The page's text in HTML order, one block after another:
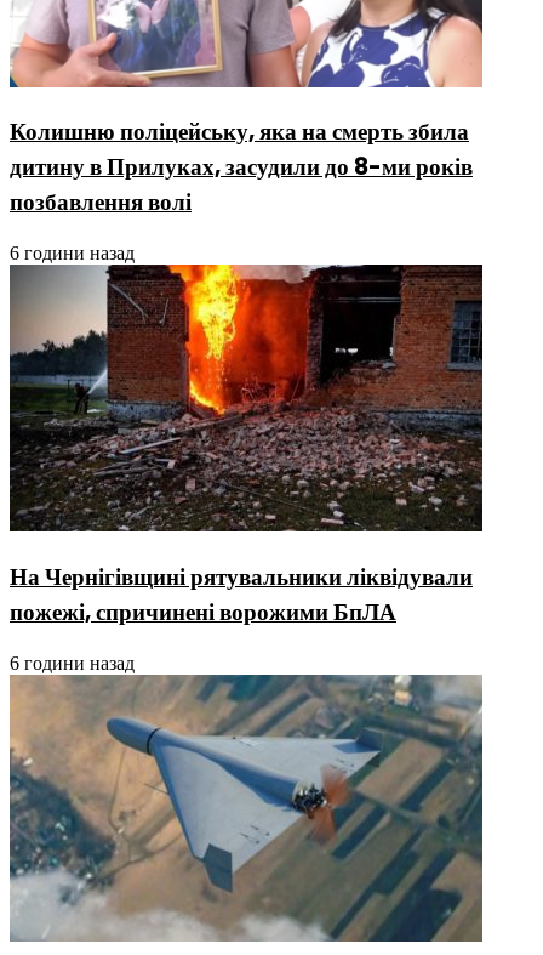
Колишню поліцейську, яка на смерть збила
дитину в Прилуках, засудили до 8-ми років
позбавлення волі
6 години назад
На Чернігівщині рятувальники ліквідували
пожежі, спричинені ворожими БпЛА
6 години назад